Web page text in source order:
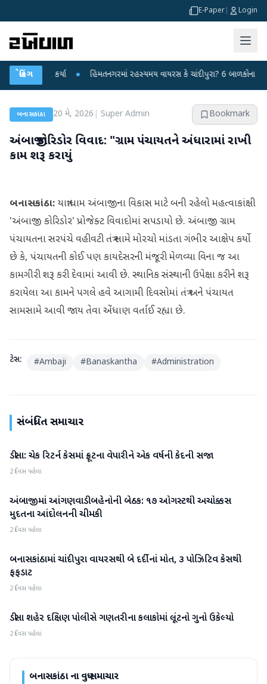
E-Paper Login
બ્રેકિંગ
કર્યા ● હિંમતનગરમાં રહસ્યમય વાયરસ કે ચાંદીપુરા? 6 બાળકોના મોતથી
બનાસકાંઠા 20 મે, 2026 Super Admin Bookmark
અંબાજી કોરિડોર વિવાદ: "ગ્રામ પંચાયતને અંધારામાં રાખી
કામ શરૂ કરાયું
બનાસકાંઠા: યાત્રાધામ અંબાજીના વિકાસ માટે બની રહેલો મહત્વાકાંક્ષી
'અંબાજી કોરિડોર' પ્રોજેક્ટ વિવાદોમાં સપડાયો છે. અંબાજી ગ્રામ
પંચાયતના સરપંચે વહીવટી તંત્ર સામે મોરચો માંડતા ગંભીર આક્ષેપ કર્યો
છે કે, પંચાયતની કોઈ પણ કાયદેસરની મંજૂરી મેળવ્યા વિના જ આ
કામગીરી શરૂ કરી દેવામાં આવી છે. સ્થાનિક સંસ્થાની ઉપેક્ષા કરીને શરૂ
કરાયેલા આ કામને પગલે હવે આગામી દિવસોમાં તંત્ર અને પંચાયત
સામસામે આવી જાય તેવા એંધાણ વર્તાઈ રહ્યા છે.
ટેગ્સ: #Ambaji #Banaskantha #Administration
સંબંધિત સમાચાર
બનાસકાંઠા
ડીસા: ચેક રિટર્ન કેસમાં ફ્રૂટના વેપારીને એક વર્ષની કેદની સજા
2 દિવસ પહેલા
બનાસકાંઠા
અંબાજીમાં આંગણવાડી બહેનોની બેઠક: ૧૭ ઓગસ્ટથી અચોક્કસ
મુદતના આંદોલનની ચીમકી
2 દિવસ પહેલા
બનાસકાંઠા
બનાસકાંઠામાં ચાંદીપુરા વાયરસથી બે દર્દીનાં મોત, ૩ પોઝિટિવ કેસથી
ફફડાટ
2 દિવસ પહેલા
બનાસકાંઠા
ડીસા શહેર દક્ષિણ પોલીસે ગણતરીના કલાકોમાં લૂંટનો ગુનો ઉકેલ્યો
2 દિવસ પહેલા
બનાસકાંઠાના વધુ સમાચાર